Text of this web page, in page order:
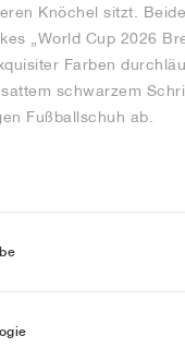
Knöchel sitzt.
„World Cup 2026
Farben
schwarzem
Fußballschuh ab.